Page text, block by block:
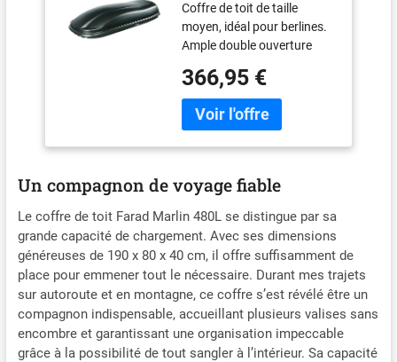
Latérale,
Homologation TÜV-
GS, Garantie 5 Ans -
Serrures centralisées
sur 3 Points avec clés
de sécurité -
Résistant aux Rayons
UV
Coffre de toit de taille
moyen, idéal pour berlines.
Ample double ouverture
matériau antichoc et anti-
éclats, résistant aux rayons
UV. Equipé d'une clé antivol
chaque côté. Approuvé par
TÜV-GS et City-Crash.
Garantie 5 ans. Farad Quick
Fix inclus. Les coffres de
toit Farad s'adaptent à
toutes les barres jusqu'à 8,5
cm de large. Toutes les
couleurs sont toujours
disponibles en stock.
366,95 €
Un compagnon de voyage fiable
Le coffre de toit Farad Marlin 480L se distingue par sa
grande capacité de chargement. Avec ses dimensions
généreuses de 190 x 80 x 40 cm, il offre suffisamment de
place pour emmener tout le nécessaire. Durant mes trajets
sur autoroute et en montagne, ce coffre s’est révélé être un
compagnon indispensable, accueillant plusieurs valises sans
encombre et garantissant une organisation impeccable
grâce à la possibilité de tout sangler à l’intérieur. Sa capacité